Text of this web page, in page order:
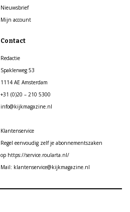
Nieuwsbrief
Mijn account
Contact
Redactie
Spaklerweg 53
1114 AE Amsterdam
+31 (0)20 – 210 5300
info@kijkmagazine.nl
Klantenservice
Regel eenvoudig zelf je abonnementszaken
op https://service.roularta.nl/
Mail: klantenservice@kijkmagazine.nl